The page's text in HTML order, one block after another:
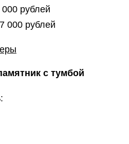
рублей
000 рублей
с тумбой